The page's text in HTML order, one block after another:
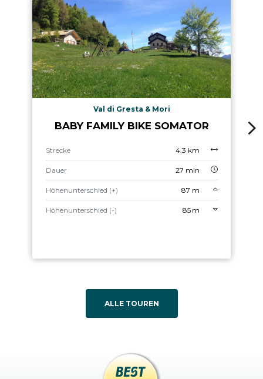
Val di Gresta & Mori
BABY FAMILY BIKE SOMATOR
Strecke 4,3 km
Dauer 27 min
Höhenunterschied (+) 87 m
Höhenunterschied (-) 85 m
ALLE TOUREN